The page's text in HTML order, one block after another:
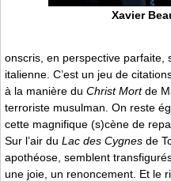
Xavier
onscris, en perspective parfaite,
italienne. C’est un jeu de
à la manière du Christ Mortde
terroriste musulman. On reste
cette magnifique (s)cène de
Sur l’air du Lac des Cygnes de
apothéose, semblent
une joie, un renoncement. Et le